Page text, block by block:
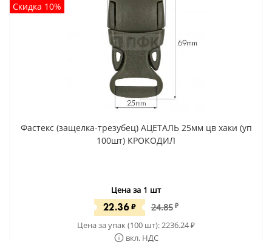
Скидка 10%
Фастекс (защелка-трезубец) АЦЕТАЛЬ 25мм цв хаки (уп
100шт) КРОКОДИЛ
Цена за 1 шт
22.36 ₽ 24.85 ₽
Цена за упак (100 шт):2236.24₽
вкл. НДС